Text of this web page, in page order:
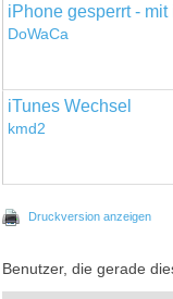
iPhone gesperrt -
DoWaCa
iTunes Wechsel
kmd2
Druckversion anzeigen
Benutzer, die gerade